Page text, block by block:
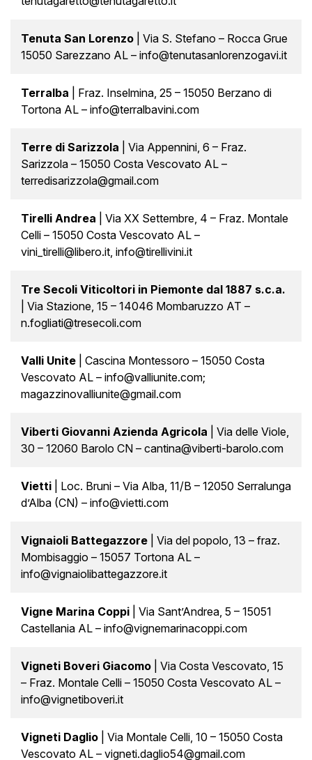
Tenuta San Lorenzo | Via S. Stefano – Rocca Grue
15050 Sarezzano AL – info@tenutasanlorenzogavi.it
Terralba | Fraz. Inselmina, 25 – 15050 Berzano di
Tortona AL – info@terralbavini.com
Terre di Sarizzola | Via Appennini, 6 – Fraz.
Sarizzola – 15050 Costa Vescovato AL –
terredisarizzola@gmail.com
Tirelli Andrea | Via XX Settembre, 4 – Fraz. Montale
Celli – 15050 Costa Vescovato AL –
vini_tirelli@libero.it, info@tirellivini.it
Tre Secoli Viticoltori in Piemonte dal 1887 s.c.a.
| Via Stazione, 15 – 14046 Mombaruzzo AT –
n.fogliati@tresecoli.com
Valli Unite | Cascina Montessoro – 15050 Costa
Vescovato AL – info@valliunite.com;
magazzinovalliunite@gmail.com
Viberti Giovanni Azienda Agricola | Via delle Viole,
30 – 12060 Barolo CN – cantina@viberti-barolo.com
Vietti | Loc. Bruni – Via Alba, 11/B – 12050 Serralunga
d’Alba (CN) – info@vietti.com
Vignaioli Battegazzore | Via del popolo, 13 – fraz.
Mombisaggio – 15057 Tortona AL –
info@vignaiolibattegazzore.it
Vigne Marina Coppi | Via Sant’Andrea, 5 – 15051
Castellania AL – info@vignemarinacoppi.com
Vigneti Boveri Giacomo | Via Costa Vescovato, 15
– Fraz. Montale Celli – 15050 Costa Vescovato AL –
info@vignetiboveri.it
Vigneti Daglio | Via Montale Celli, 10 – 15050 Costa
Vescovato AL – vigneti.daglio54@gmail.com